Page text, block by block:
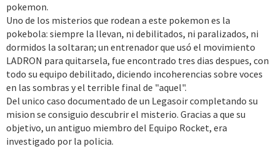
pokemon.
Uno de los misterios que rodean a este pokemon es la
pokebola: siempre la llevan, ni debilitados, ni paralizados, ni
dormidos la soltaran; un entrenador que usó el movimiento
LADRON para quitarsela, fue encontrado tres dias despues, con
todo su equipo debilitado, diciendo incoherencias sobre voces
en las sombras y el terrible final de "aquel".
Del unico caso documentado de un Legasoir completando su
mision se consiguio descubrir el misterio. Gracias a que su
objetivo, un antiguo miembro del Equipo Rocket, era
investigado por la policia.